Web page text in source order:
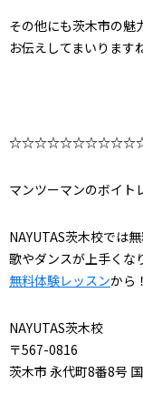
その他にも茨木市の魅
お伝えしてまいります
マンツーマンのボイト
NAYUTAS茨木校では
歌やダンスが上手く
無料体験レッスンから！
NAYUTAS茨木校
〒567-0816
茨木市 永代町8番8号